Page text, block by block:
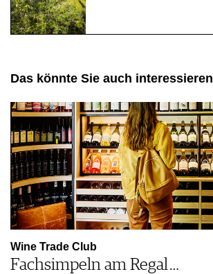
Das könnte Sie auch interessieren
Wine Trade Club
Fachsimpeln am Regal …